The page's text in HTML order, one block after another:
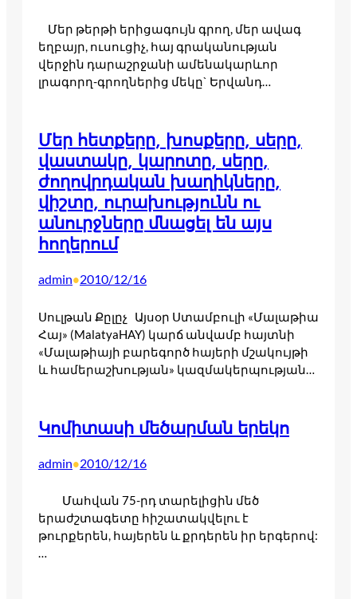
Մեր թերթի երիցագույն գրող, մեր ավագ
եղբայր, ուսուցիչ, հայ գրականության
վերջին դարաշրջանի ամենակարևոր
լրագորղ-գրողներից մեկը` Երվանդ…
Մեր հետքերը, խոսքերը, սերը,
վաստակը, կարոտը, սերը,
ժողովրդական խաղիկները,
վիշտը, ուրախությունն ու
անուրջները մնացել են այս
հողերում
admin•2010/12/16
Սուլթան Քըլըչ Այսօր Ստամբուլի «Մալաթիա
Հայ» (MalatyaHAY) կարճ անվամբ հայտնի
«Մալաթիայի բարեգործ հայերի մշակույթի
և համերաշխության» կազմակերպության…
Կոմիտասի մեծարման երեկո
admin•2010/12/16
Մահվան 75-րդ տարելիցին մեծ
երաժշտագետը հիշատակվելու է
թուրքերեն, հայերեն և քրդերեն իր երգերով:
…